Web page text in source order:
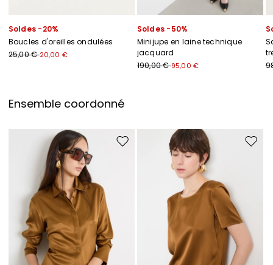
Soldes -20%
Boucles d'oreilles ondulées
25,00 €20,00 €
Soldes -50%
Minijupe en laine technique
jacquard
190,00 €95,00 €
Ensemble coordonné
Ajouter vers la liste de souhaits